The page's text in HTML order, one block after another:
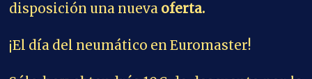
disposición una nueva oferta.
¡El día del neumático en Euromaster!